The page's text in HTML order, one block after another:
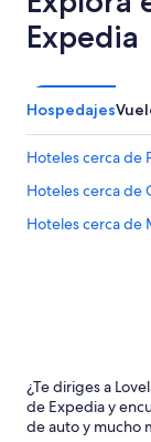
Expedia
Hospedajes
Hoteles cerca de
Hoteles cerca de
Hoteles cerca de
¿Te diriges a
de Expedia y
de auto y mucho